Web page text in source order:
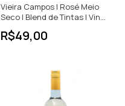
Vieira Campos | Rosé Meio
Seco | Blend de Tintas | Vinho
R$49,00